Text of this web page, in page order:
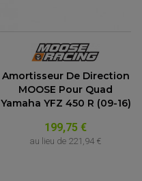
Amortisseur De Direction
MOOSE Pour Quad
Yamaha YFZ 450 R (09-16)
199,75 €
au lieu de 221,94 €